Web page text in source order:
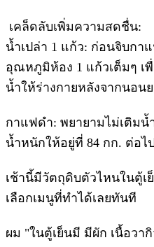
​ เคล็ดลับเพิ่มความสดชื่น:
น้ำเปล่า 1 แก้ว: ก่อนจิบกา
อุณหภูมิห้อง 1 แก้วเต็มๆ เ
น้ำให้ร่างกายหลังจากนอน
กาแฟดำ: พยายามไม่เติม
น้ำหนักให้อยู่ที่ 84 กก. ต่อไ
เช้านี้มีวัตถุดิบตัวไหนในตู้เ
เลือกเมนูที่ทำได้เลยทันที
ผม "ในตู้เย็นมี มีผัก เนื้อวา